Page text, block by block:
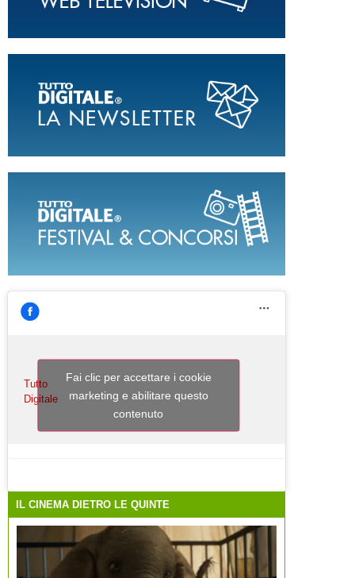
Tutto
Digitale
Fai clic per accettare i cookie
marketing e abilitare questo
contenuto
IL CINEMA DIETRO LE QUINTE